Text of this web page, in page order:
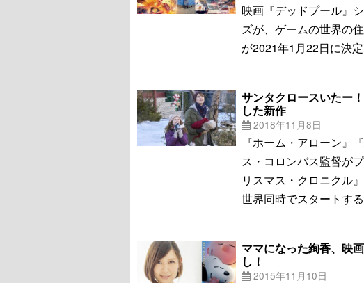
映画『デッドプール』
ズが、ゲームの世界の
が2021年1月22日に決定
サンタクロースいたー
した新作
2018年11月8日
『ホーム・アローン』
ス・コロンバス監督が
リスマス・クロニクル
世界同時でスタートする
ママになった絢香、映
し！
2015年11月10日